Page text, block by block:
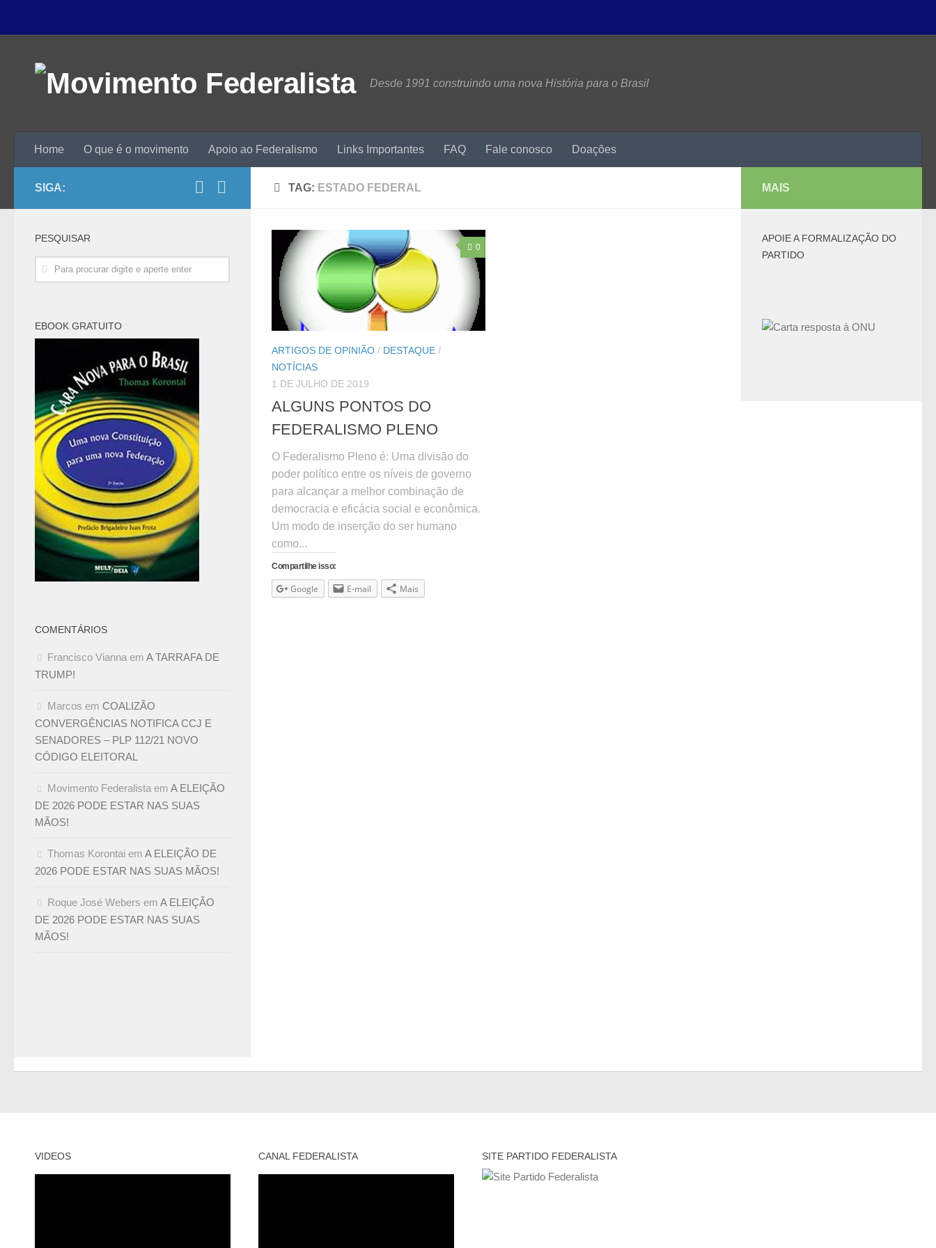
Desde 1991 construindo uma nova História para o Brasil
Home O que é o movimento Apoio ao Federalismo Links Importantes FAQ Fale conosco Doações
TAG: ESTADO FEDERAL
0
ARTIGOS DE OPINIÃO / DESTAQUE /
NOTÍCIAS
1 DE JULHO DE 2019
ALGUNS PONTOS DO
FEDERALISMO PLENO
O Federalismo Pleno é: Uma divisão do
poder político entre os níveis de governo
para alcançar a melhor combinação de
democracia e eficácia social e econômica.
Um modo de inserção do ser humano
como...
Compartilhe isso:
Google E-mail Mais
SIGA:
PESQUISAR
EBOOK GRATUITO
COMENTÁRIOS
Francisco Vianna em A TARRAFA DE
TRUMP!
Marcos em COALIZÃO
CONVERGÊNCIAS NOTIFICA CCJ E
SENADORES – PLP 112/21 NOVO
CÓDIGO ELEITORAL
Movimento Federalista em A ELEIÇÃO
DE 2026 PODE ESTAR NAS SUAS
MÃOS!
Thomas Korontai em A ELEIÇÃO DE
2026 PODE ESTAR NAS SUAS MÃOS!
Roque José Webers em A ELEIÇÃO
DE 2026 PODE ESTAR NAS SUAS
MÃOS!
MAIS
APOIE A FORMALIZAÇÃO DO
PARTIDO
VIDEOS CANAL FEDERALISTA SITE PARTIDO FEDERALISTA